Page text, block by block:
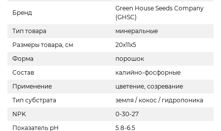
Бренд
Green House Seeds Company
(GHSC)
Тип товара
минеральные
Размеры товара, см
20х11х5
Форма
порошок
Состав
калийно-фосфорные
Применение
цветение, созревание
Тип субстрата
земля / кокос / гидропоника
NPK
0-30-27
Показатель pH
5.8-6.5